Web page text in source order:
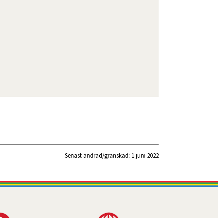
Senast ändrad/granskad: 1 juni 2022